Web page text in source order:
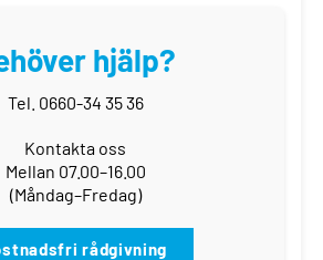
hjälp?
Tel. 0660-34 35 36
Kontakta oss
Mellan 07.00–16.00
(Måndag–Fredag)
rådgivning